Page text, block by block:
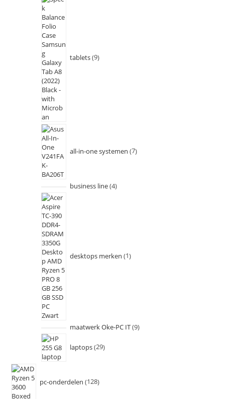
tablets 9
all-in-one systemen 7
business line 4
desktops merken 1
maatwerk Oke-PC IT 9
laptops 29
pc-onderdelen 128